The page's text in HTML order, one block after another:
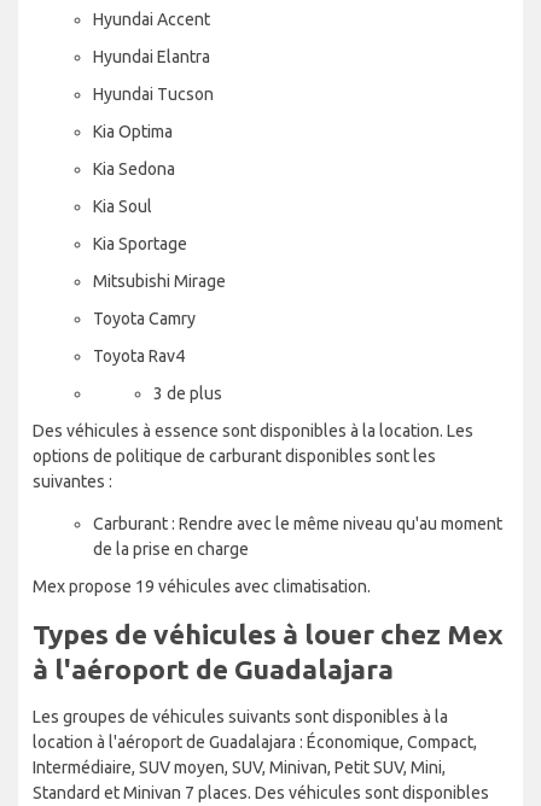
Hyundai Accent
Hyundai Elantra
Hyundai Tucson
Kia Optima
Kia Sedona
Kia Soul
Kia Sportage
Mitsubishi Mirage
Toyota Camry
Toyota Rav4
3 de plus
Des véhicules à essence sont disponibles à la location. Les
options de politique de carburant disponibles sont les
suivantes :
Carburant : Rendre avec le même niveau qu'au moment
de la prise en charge
Mex propose 19 véhicules avec climatisation.
Types de véhicules à louer chez Mex
à l'aéroport de Guadalajara
Les groupes de véhicules suivants sont disponibles à la
location à l'aéroport de Guadalajara : Économique, Compact,
Intermédiaire, SUV moyen, SUV, Minivan, Petit SUV, Mini,
Standard et Minivan 7 places. Des véhicules sont disponibles